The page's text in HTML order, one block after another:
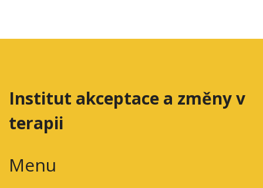
Institut akceptace a změny v
terapii
Menu